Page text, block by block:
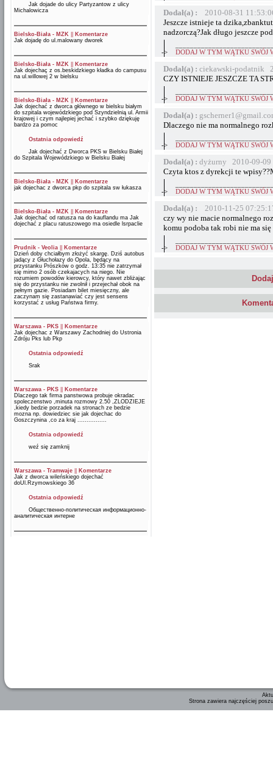
Jak dojade do ulicy Partyzantow z ulicy
Michalowicza
Bielsko-Biała - MZK
Komentarze
Jak dojadę do ul.malowany dworek
Bielsko-Biała - MZK
Komentarze
Jak dojechaç z os.beskidzkiego kładka do campusu
na ul.willowej 2 w bielsku
Bielsko-Biała - MZK
Komentarze
Jak dojechać z dworca głównego w bielsku białym
do szpitala wojewódzkiego pod Szyndzielnią ul. Armii
krajowej i czym najlepiej jechać i szybko dziękuję
bardzo za pomoc
Ostatnia odpowiedź
Jak dojechać z Dworca PKS w Bielsku Białej
do Szpitala Wojewódzkiego w Bielsku Białej
Bielsko-Biała - MZK
Komentarze
jak dojechac z dworca pkp do szpitala sw łukasza
Bielsko-Biała - MZK
Komentarze
Jak dojechać od ratusza na do kauflandu ma Jak
dojechać z placu ratuszowego ma osiedle lsrpaclie
Prudnik - Veolia
Komentarze
Dzień doby chciałbym złożyć skargę. Dziś autobus
jadący z Głuchołazy do Opola, będący na
przystanku Prószków o godz. 13:35 nie zatrzymał
się mimo 2 osób czekajacych na niego. Nie
rozumiem powodów kierowcy, który nawet zbliżając
się do przystanku nie zwolnił i przejechał obok na
pełnym gazie. Posiadam bilet miesięczny, ale
zaczynam się zastanawiać czy jest sensens
korzystać z usług Państwa firmy.
Warszawa - PKS
Komentarze
Jak dojechac z Warszawy Zachodniej do Ustronia
Zdróju Pks lub Pkp
Ostatnia odpowiedź
Srak
Warszawa - PKS
Komentarze
Dlaczego tak firma panstwowa probuje okradac
spoleczenstwo ,minuta rozmowy 2.50 ,ZLODZIEJE
,kiedy bedzie porzadek na stronach ze bedzie
mozna np. dowiedziec sie jak dojechac do
Goszczynina ,co za kraj ................
Ostatnia odpowiedź
weź się zamknij
Warszawa - Tramwaje
Komentarze
Jak z dworca wileńskiego dojechać
doUl.Rzymowskiego 36
Ostatnia odpowiedź
Общественно-политическая информационно-
аналитическая интерне
Dodał(a) :
2010-08-31
Jeszcze istnieje ta
nadzorczą?Jak długo jeszcze
->
DODAJ W TYM WĄTKU SWÓJ
Dodał(a) : ciekawski-podatnik
CZY ISTNIEJE JESZCZE TA
->
DODAJ W TYM WĄTKU SWÓJ
Dodał(a) :
Dlaczego nie ma normalnego
->
DODAJ W TYM WĄTKU SWÓJ
Dodał(a) : dyżurny 2010-09-09
Czyta ktos z dyrekcji te
->
DODAJ W TYM WĄTKU SWÓJ
Dodał(a) :
2010-11-25
czy wy nie macie normalnego
komu podoba tak robi nie ma
->
DODAJ W TYM WĄTKU SWÓJ
Strona zawiera najczęściej